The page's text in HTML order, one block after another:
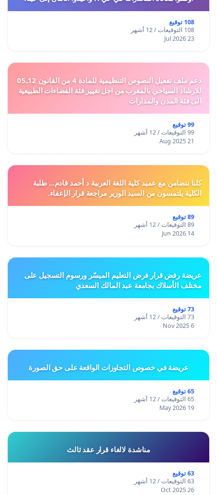
108 توقيع
108 التوقيعات / 12 أشهر
23 Jul 2026
دعم ملف تفعيل النصوص التنظيمية للمادة 4 من القانون 12ـ05
للارشاد السياحي بالمغرب من اجل تغيير فئة الفضاءات الطبيعية
الى فئة المدن والمدارات
99 توقيع
99 التوقيعات / 12 أشهر
21 Aug 2025
كلنا نتضامن مع عميد كلية اللغة العربية د أحمد قادم... طلبة
الكلية يلتمسون من السيد الوزير مراجعة قرار الإعفاء.
89 توقيع
89 التوقيعات / 12 أشهر
14 Jun 2026
عريضة رفض قرار فرض التعليم الميسّر ورسوم التسجيل على
مختلف الأسلاك بجامعة عبد المالك السعدي
73 توقيع
73 التوقيعات / 12 أشهر
6 Nov 2025
عريضة في خصوص التجاوزات الواقعة على حق الصورة
65 توقيع
65 التوقيعات / 12 أشهر
19 May 2026
مناشدة لالغاء قرار عقد ثالث
63 توقيع
63 التوقيعات / 12 أشهر
26 Oct 2025